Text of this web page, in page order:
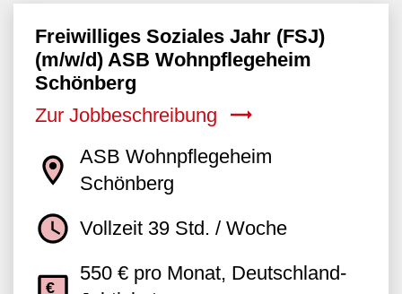
Freiwilliges Soziales Jahr (FSJ)
(m/w/d) ASB Wohnpflegeheim
Schönberg
Zur Jobbeschreibung
ASB Wohnpflegeheim
Schönberg
Vollzeit 39 Std. / Woche
550 € pro Monat, Deutschland-